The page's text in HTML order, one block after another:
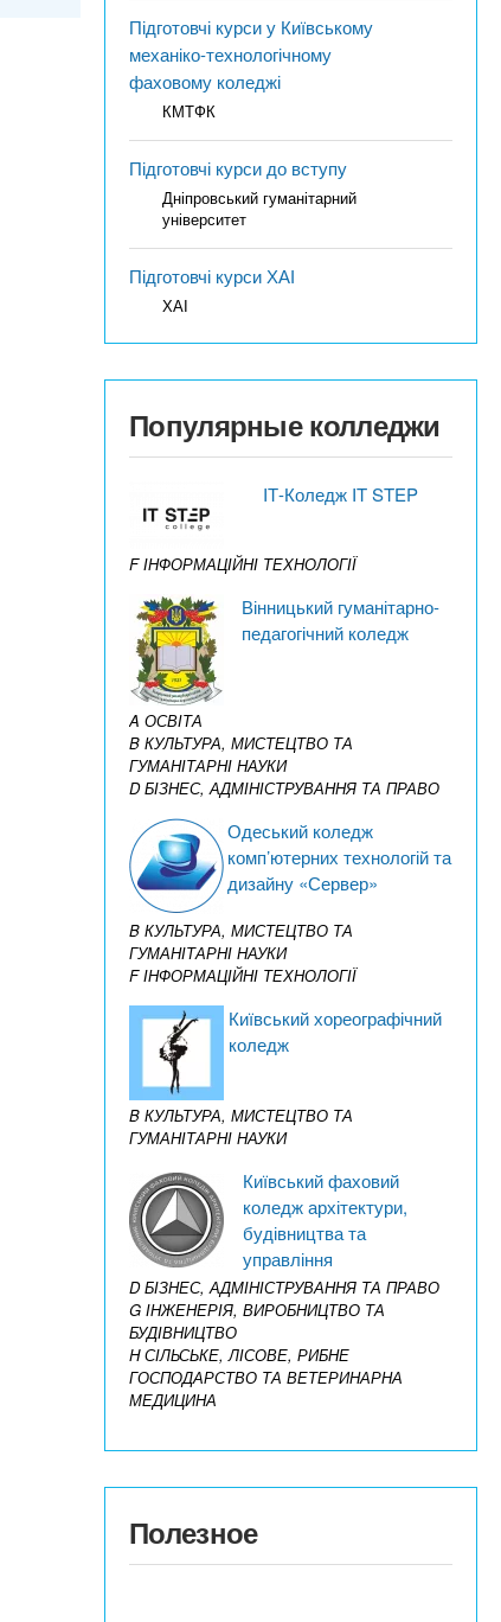
Підготовчі курси у Київському
механіко-технологічному
фаховому коледжі
КМТФК
Підготовчі курси до вступу
Дніпровський гуманітарний
університет
Підготовчі курси ХАІ
ХАІ
Популярные колледжи
IТ-Коледж IT STEP
F ІНФОРМАЦІЙНІ ТЕХНОЛОГІЇ
Вінницький гуманітарно-
педагогічний коледж
A ОСВІТА
B КУЛЬТУРА, МИСТЕЦТВО ТА
ГУМАНІТАРНІ НАУКИ
D БІЗНЕС, АДМІНІСТРУВАННЯ ТА ПРАВО
Одеський коледж
комп’ютерних технологій та
дизайну «Сервер»
B КУЛЬТУРА, МИСТЕЦТВО ТА
ГУМАНІТАРНІ НАУКИ
F ІНФОРМАЦІЙНІ ТЕХНОЛОГІЇ
Київський хореографічний
коледж
B КУЛЬТУРА, МИСТЕЦТВО ТА
ГУМАНІТАРНІ НАУКИ
Київський фаховий
коледж архітектури,
будівництва та
управління
D БІЗНЕС, АДМІНІСТРУВАННЯ ТА ПРАВО
G ІНЖЕНЕРІЯ, ВИРОБНИЦТВО ТА
БУДІВНИЦТВО
H СІЛЬСЬКЕ, ЛІСОВЕ, РИБНЕ
ГОСПОДАРСТВО ТА ВЕТЕРИНАРНА
МЕДИЦИНА
Полезное